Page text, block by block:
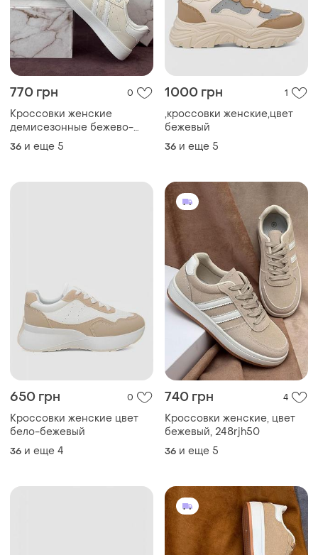
770 грн 0
Кроссовки женские
демисезонные бежево-
белый маломерит!
36 и еще 5
1000 грн 1
,кроссовки женские,цвет
бежевый
36 и еще 5
650 грн 0
Кроссовки женские цвет
бело-бежевый
36 и еще 4
740 грн 4
Кроссовки женские, цвет
бежевый, 248rjh50
36 и еще 5